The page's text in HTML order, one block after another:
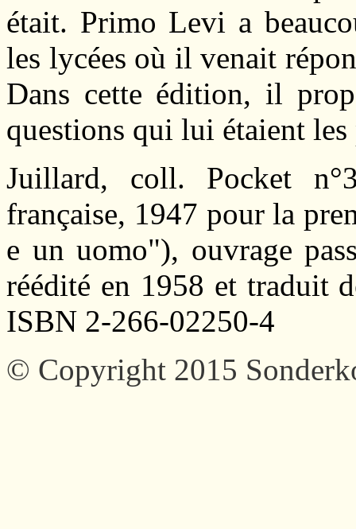
était. Primo Levi a
les lycées où il venait
Dans cette édition, il
questions qui lui étaient
Juillard, coll. Pocket
française, 1947 pour la
e un uomo"), ouvrage
réédité en 1958 et traduit
ISBN 2-266-02250-4
© Copyright 2015